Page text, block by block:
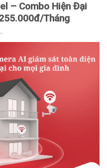
– Combo Hiện Đại
Tháng